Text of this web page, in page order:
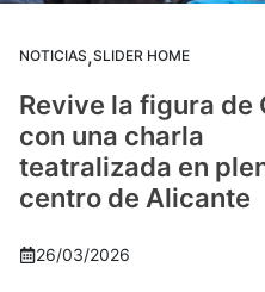
NOTICIAS,SLIDER HOME
Revive la figura de
con una charla
teatralizada en
centro de Alicante
26/03/2026